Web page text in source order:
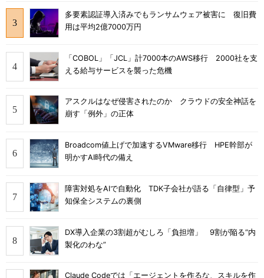
多要素認証導入済みでもランサムウェア被害に 復旧費
用は平均2億7000万円
「COBOL」「JCL」計7000本のAWS移行 2000社を支
える給与サービスを襲った危機
アスクルはなぜ侵害されたのか クラウドの安全神話を
崩す「例外」の正体
Broadcom値上げで加速するVMware移行 HPE幹部が
明かすAI時代の備え
障害対処をAIで自動化 TDK子会社が語る「自律型」予
知保全システムの裏側
DX導入企業の3割超がむしろ「負担増」 9割が陥る“内
製化のわな”
Claude Codeでは「エージェントを作るな、スキルを作